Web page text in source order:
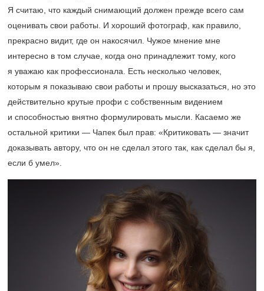
Я считаю, что каждый снимающий должен прежде всего сам
оценивать свои работы. И хороший фотограф, как правило,
прекрасно видит, где он накосячил. Чужое мнение мне
интересно в том случае, когда оно принадлежит тому, кого
я уважаю как профессионала. Есть несколько человек,
которым я показываю свои работы и прошу высказаться, но это
действительно крутые профи с собственным видением
и способностью внятно формулировать мысли. Касаемо же
остальной критики — Чапек был прав: «Критиковать — значит
доказывать автору, что он не сделал этого так, как сделал бы я,
если б умел».